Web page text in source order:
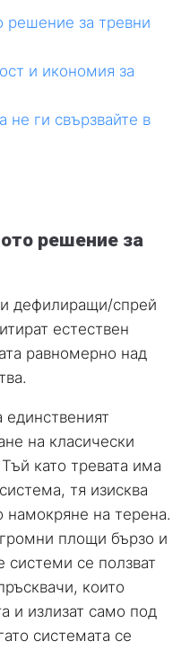
решение за тревни
и икономия за
не ги свързвайте в
решение за
дефилиращи/спрей
естествен
равномерно над
единственият
на класически
като тревата има
тя изисква
намокряне на терена.
площи бързо и
се ползват
които
и излизат само под
системата се